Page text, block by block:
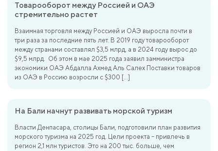
Товарооборот между Россией и ОАЭ
стремительно растет
Взаимная торговля между Россией и ОАЭ выросла почти в
три раза за последние пять лет. В 2019 году товарооборот
между странами составлял $3,5 млрд, а в 2024 году вырос до
$9,5 млрд. Об этом в мае 2025 года заявил замминистра
экономики ОАЭ Абдалла Ахмед Аль Салех Поставки товаров
из ОАЭ в Россию возросли с $300 […]
На Бали начнут развивать морской туризм
Власти Денпасара, столицы Бали, подготовили план развития
морского туризма на 2025 год. Цели проекта – привлечь в
регион 2,1 млн туристов. Это на 200 тыс. больше, чем